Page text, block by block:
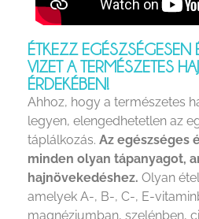
ÉTKEZZ
VIZET A TERMÉSZETES
ÉRDEKÉBEN!
Ahhoz, hogy a természetes
legyen, elengedhetetlen az
táplálkozás. Az egészséges
minden olyan tápanyagot,
hajnövekedéshez. Olyan
amelyek A-, B-, C-, E-
magnéziumban, szelénben,